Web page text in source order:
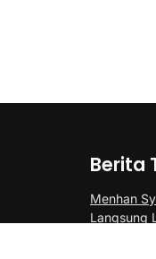
Berita
Menhan
Langsung